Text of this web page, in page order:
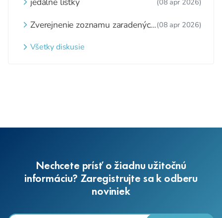
Zverejnenie zoznamu zaradených
webovom sídle
(08 apr 2026)
Všetky diskusie
Nechcete prísť o žiadnu užitočnú
informáciu? Zaregistrujte sa k odberu
noviniek